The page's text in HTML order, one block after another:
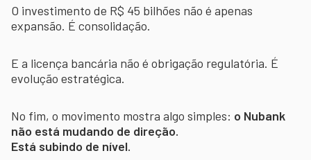
O investimento de R$ 45 bilhões não é apenas
expansão. É consolidação.
E a licença bancária não é obrigação regulatória. É
evolução estratégica.
No fim, o movimento mostra algo simples: o Nubank
não está mudando de direção.
Está subindo de nível.